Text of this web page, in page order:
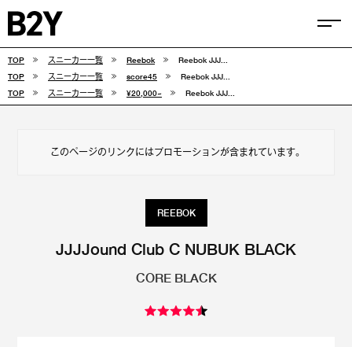
COLUMN
FEATURE
CONVERSE
TOP スニーカー一覧 Reebok
Reebok JJJ...
TOP
スニーカー一覧 score45
Reebok JJJ...
TOP
スニーカー一覧 ¥20,000~ Reebok JJJ...
このページのリンクにはプロモーションが含まれています。
REEBOK
JJJJound Club C NUBUK BLACK
CORE BLACK